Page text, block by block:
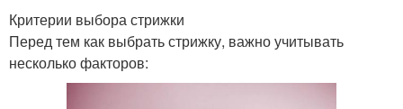
Критерии выбора стрижки
Перед тем как выбрать стрижку, важно учитывать
несколько факторов: